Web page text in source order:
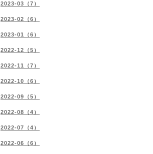
2023-03（7）
2023-02（6）
2023-01（6）
2022-12（5）
2022-11（7）
2022-10（6）
2022-09（5）
2022-08（4）
2022-07（4）
2022-06（6）